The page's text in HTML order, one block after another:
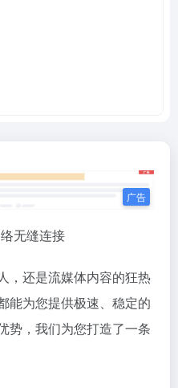
无缝连接
，还是流媒体内容的狂热
能为您提供极速、稳定的
势，我们为您打造了一条